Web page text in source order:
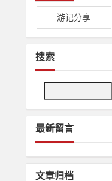
游记分享
搜索
最新留言
文章归档